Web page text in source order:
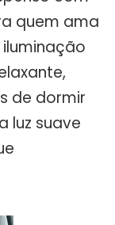
quem ama
de dormir
luz suave